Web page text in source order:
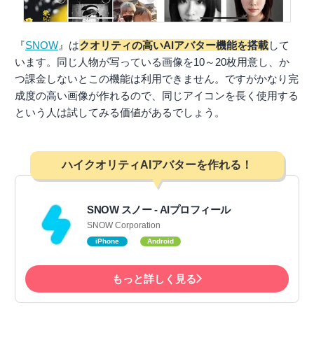
『SNOW 』はクオリティの高いAIアバター機能を搭載して
います。同じ人物が写っている画像を10～20枚用意し、か
つ課金しないとこの機能は利用できません。ですがかなり完
成度の高い画像が作れるので、同じアイコンを長く使用する
という人は試してみる価値があるでしょう。
ハイクオリティAIアバターを作れる！
SNOW スノー - AIプロフィール
SNOW Corporation
iPhone Android
もっと詳しく見る